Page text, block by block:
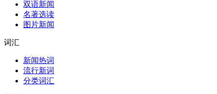
双语新闻
名著选读
图片新闻
词汇
新闻热词
流行新词
分类词汇